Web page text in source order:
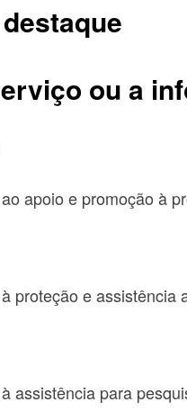
ou a
apoio e promoção à
proteção e
assistência para